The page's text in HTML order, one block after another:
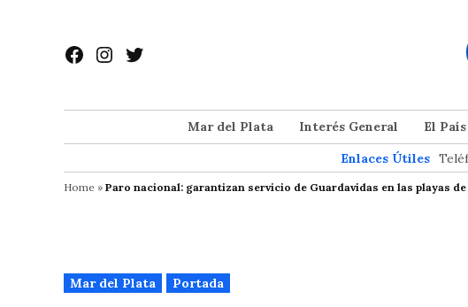
contenido
Facebook
Instagram
Twitter
Mar del Plata Interés General El País
Enlaces Útiles
Home » Paro nacional: garantizan servicio de Guardavidas en las playas
Publicado
en
Mar del Plata Portada